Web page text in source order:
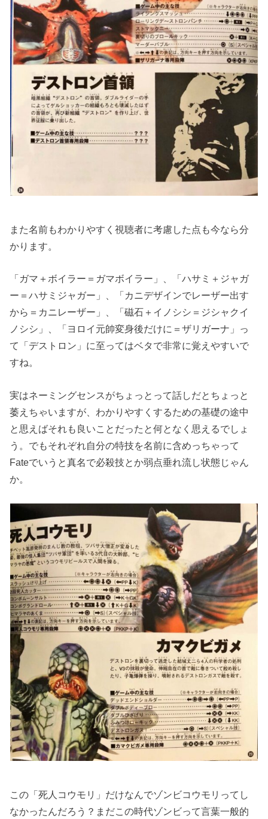
また名前もわかりやすく視聴者に考慮した点も今なら分
かります。
「ガマ＋ボイラー＝ガマボイラー」、「ハサミ＋ジャガ
ー＝ハサミジャガー」、「カニデザインでレーザー出す
から＝カニレーザー」、「磁石＋イノシシ＝ジシャクイ
ノシシ」、「ヨロイ元帥変身後だけに＝ザリガーナ」っ
て「デストロン」に至ってはベタで非常に覚えやすいで
すね。
実はネーミングセンスがちょっとって話しだとちょっと
萎えちゃいますが、わかりやすくするための基礎の途中
と思えばそれも良いことだったと何となく思えるでしょ
う。でもそれぞれ自分の特技を名前に含めっちゃって
Fateでいうと真名で必殺技とか弱点垂れ流し状態じゃん
か。
この「死人コウモリ」だけなんでゾンビコウモリってし
なかったんだろう？まだこの時代ゾンビって言葉一般的